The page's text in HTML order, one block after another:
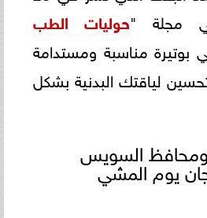
حوليات الطب
بوتيرة مناسبة ومستدامة
لياقتك البدنية بشكل
ومحافظ السويس
يوم المشي